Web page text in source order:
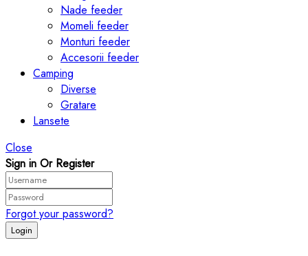
Nade feeder
Momeli feeder
Monturi feeder
Accesorii feeder
Camping
Diverse
Gratare
Lansete
Close
Sign in Or Register
Forgot your password?